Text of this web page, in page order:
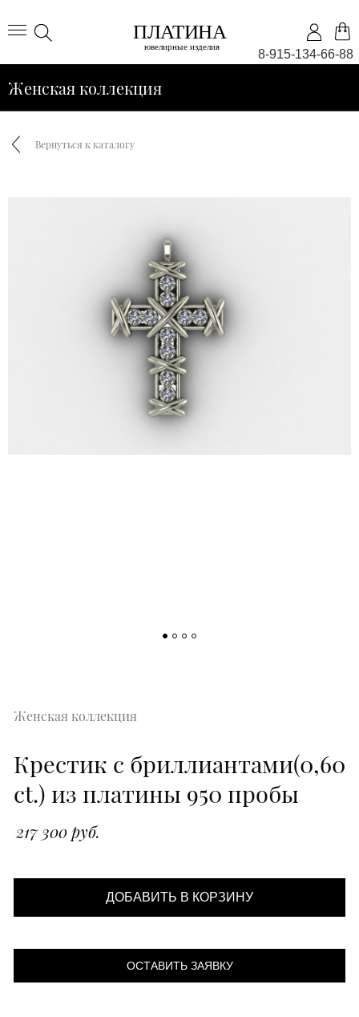
8-915-134-66-88
Женская коллекция
Вернуться к каталогу
Женская коллекция
Крестик с бриллиантами(0,60
ct.) из платины 950 пробы
217 300 руб.
ДОБАВИТЬ В КОРЗИНУ
ОСТАВИТЬ ЗАЯВКУ